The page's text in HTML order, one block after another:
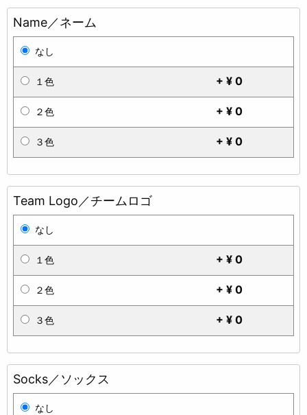
Name／ネーム
なし
１色 + ¥ 0
２色 + ¥ 0
３色 + ¥ 0
Team Logo／チームロゴ
なし
１色 + ¥ 0
２色 + ¥ 0
３色 + ¥ 0
Socks／ソックス
なし